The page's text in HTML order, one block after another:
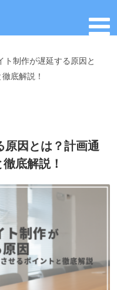
ト制作が遅延する原因と
底解説！
因とは？計画通
底解説！